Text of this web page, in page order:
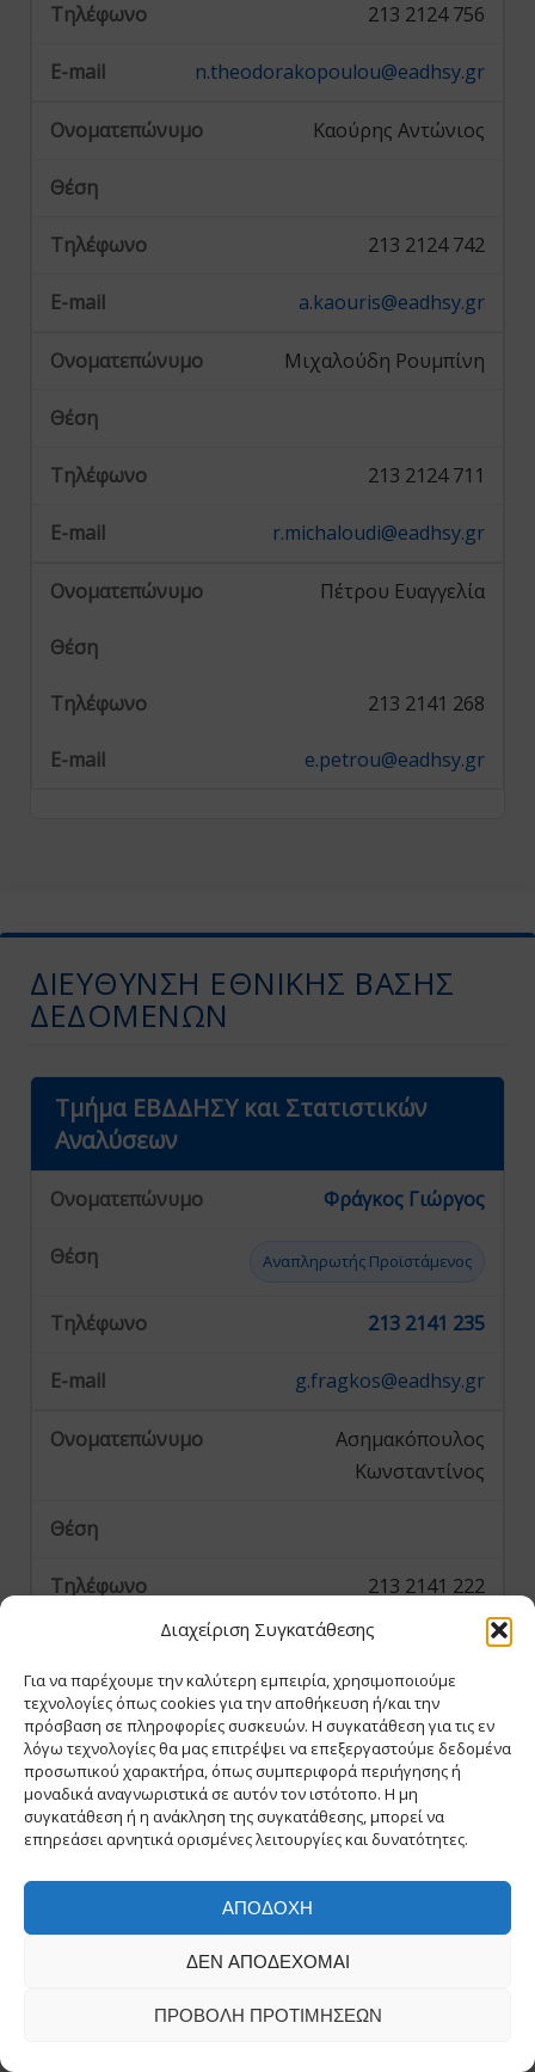
Διαχείριση Συγκατάθεσης
Για να παρέχουμε την καλύτερη εμπειρία, χρησιμοποιούμε
τεχνολογίες όπως cookies για την αποθήκευση ή/και την
πρόσβαση σε πληροφορίες συσκευών. Η συγκατάθεση για τις εν
λόγω τεχνολογίες θα μας επιτρέψει να επεξεργαστούμε δεδομένα
προσωπικού χαρακτήρα, όπως συμπεριφορά περιήγησης ή
μοναδικά αναγνωριστικά σε αυτόν τον ιστότοπο. Η μη
συγκατάθεση ή η ανάκληση της συγκατάθεσης, μπορεί να
επηρεάσει αρνητικά ορισμένες λειτουργίες και δυνατότητες.
ΑΠΟΔΟΧΉ
ΔΕΝ ΑΠΟΔΈΧΟΜΑΙ
ΠΡΟΒΟΛΉ ΠΡΟΤΙΜΉΣΕΩΝ
213 2124 756
n.theodorakopoulou@eadhsy.gr
Καούρης Αντώνιος
213 2124 742
a.kaouris@eadhsy.gr
Μιχαλούδη Ρουμπίνη
213 2124 711
r.michaloudi@eadhsy.gr
Πέτρου Ευαγγελία
213 2141 268
e.petrou@eadhsy.gr
ΔΙΕΎΘΥΝΣΗ ΕΘΝΙΚΉΣ ΒΆΣΗΣ
ΔΕΔΟΜΈΝΩΝ
Τμήμα ΕΒΔΔΗΣΥ και Στατιστικών
Αναλύσεων
Φράγκος Γιώργος
Αναπληρωτής Προϊστάμενος
213 2141 235
g.fragkos@eadhsy.gr
Ασημακόπουλος
Κωνσταντίνος
213 2141 222
k.asimakopoulos@eadhsy.gr
Θεοδωράς Δημήτριος
it_support@eadhsy.gr